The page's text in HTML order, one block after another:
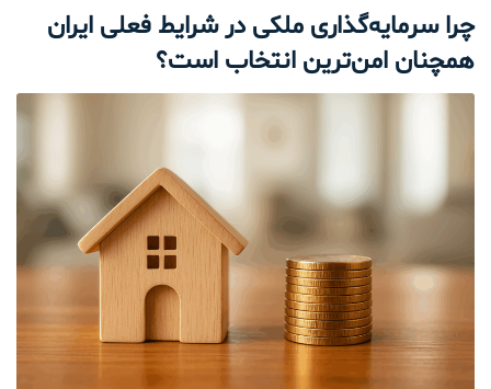
چرا سرمایه‌گذاری ملکی در شرایط فعلی ایران
همچنان امن‌ترین انتخاب است؟